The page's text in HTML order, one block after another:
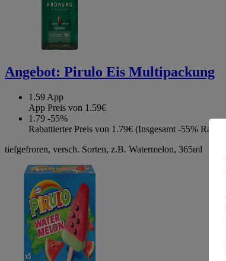
Angebot: Pirulo Eis Multipackung
1.59 App
App Preis von 1.59€
1.79 -55%
Rabattierter Preis von 1.79€ (Insgesamt -55% Rabatt)
tiefgefroren, versch. Sorten, z.B. Watermelon, 365ml